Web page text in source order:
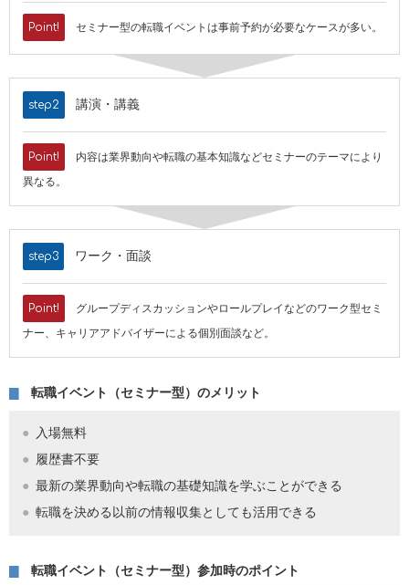
Point! セミナー型の転職イベントは事前予約が必要なケースが多い。
step2 講演・講義
Point!
内容は業界動向や転職の基本知識などセミナーのテーマにより
異なる。
step3 ワーク・面談
Point!
グループディスカッションやロールプレイなどのワーク型セミ
ナー、キャリアアドバイザーによる個別面談など。
転職イベント（セミナー型）のメリット
入場無料
履歴書不要
最新の業界動向や転職の基礎知識を学ぶことができる
転職を決める以前の情報収集としても活用できる
転職イベント（セミナー型）参加時のポイント